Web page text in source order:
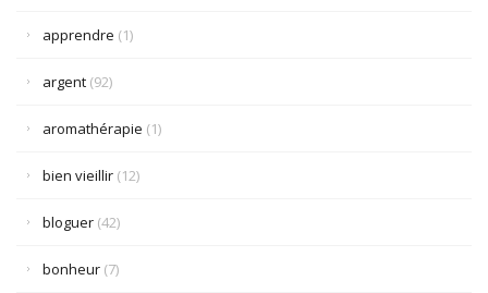
apprendre (1)
argent (92)
aromathérapie (1)
bien vieillir (12)
bloguer (42)
bonheur (7)